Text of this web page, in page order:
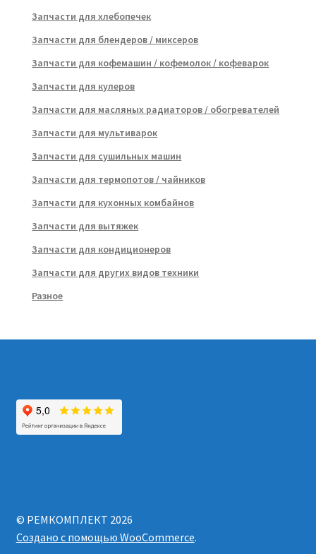
Запчасти для хлебопечек
Запчасти для блендеров / миксеров
Запчасти для кофемашин / кофемолок / кофеварок
Запчасти для кулеров
Запчасти для масляных радиаторов / обогревателей
Запчасти для мультиварок
Запчасти для сушильных машин
Запчасти для термопотов / чайников
Запчасти для кухонных комбайнов
Запчасти для вытяжек
Запчасти для кондиционеров
Запчасти для других видов техники
Разное
© РЕМКОМПЛЕКТ 2026
Создано с помощью WooCommerce.